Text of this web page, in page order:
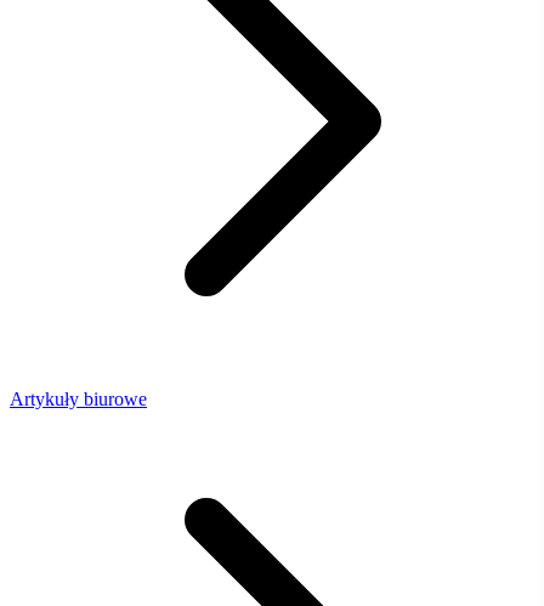
Artykuły biurowe